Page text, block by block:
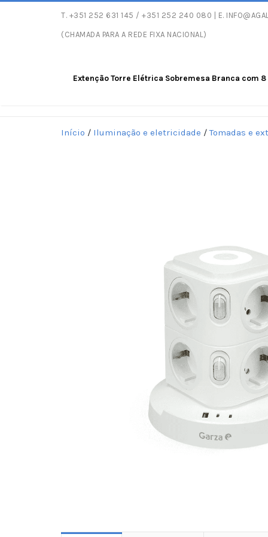
T. +351 252 631 145 / +351 252 240 080 | E.
(CHAMADA PARA A REDE FIXA NACIONAL)Entregas gratuitas
Início / Iluminação e eletricidade /Tomadas e
Extenção Torre Elétrica Sobremesa Branca com 8